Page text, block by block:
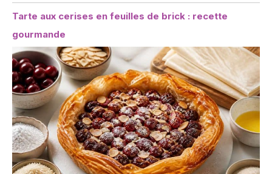
Tarte aux cerises en feuilles de brick : recette
gourmande